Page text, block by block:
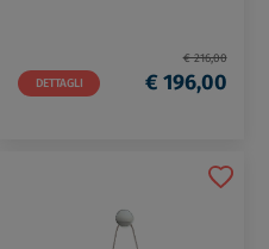
DETTAGLI
€ 216,00
€ 196,00